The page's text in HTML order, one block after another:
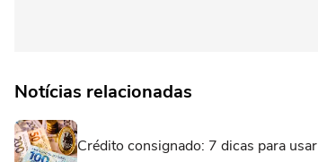
Notícias relacionadas
Crédito consignado: 7 dicas para